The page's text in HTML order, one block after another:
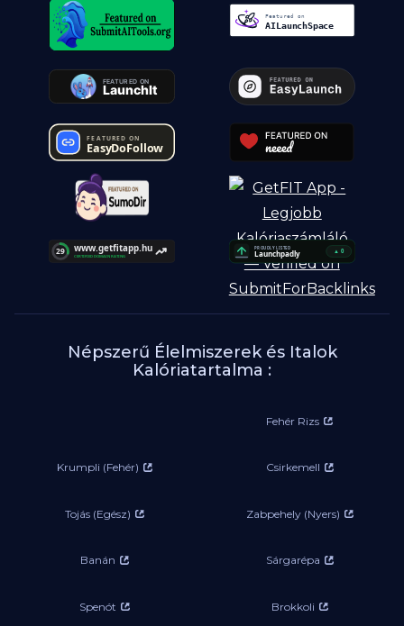
Népszerű Élelmiszerek és Italok
Kalóriatartalma :
Fehér Rizs
Krumpli (Fehér) Csirkemell
Tojás (Egész) Zabpehely (Nyers)
Banán Sárgarépa
Spenót Brokkoli